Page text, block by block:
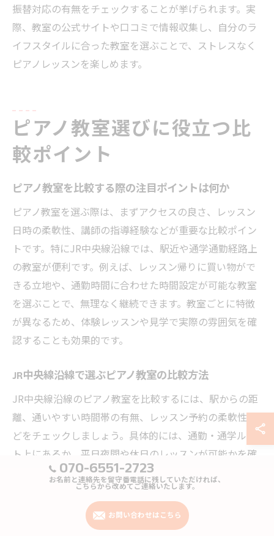
振替対応の有無をチェックすることが挙げられます。実
際、教室の公式サイトや口コミで情報収集し、自分のラ
イフスタイルに合った教室を選ぶことで、ストレスなく
ピアノレッスンを楽しめます。
ピアノ教室選びに役立つ比
較ポイント
ピアノ教室を比較する際の注目ポイントは何か
ピアノ教室を選ぶ際は、まずアクセスの良さ、レッスン
日時の柔軟性、講師の指導経験などが重要な比較ポイン
トです。特にJR中央線沿線では、駅近や通学通勤経路上
の教室が便利です。例えば、レッスン帰りに買い物がで
きる立地や、通勤時間に合わせた時間設定が可能な教室
を選ぶことで、無理なく継続できます。教室ごとに特徴
が異なるため、体験レッスンや見学で実際の雰囲気を確
認することも効果的です。
JR中央線沿線で選ぶピアノ教室の比較方法
JR中央線沿線のピアノ教室を比較するには、駅からの距
離、通いやすい時間帯の有無、レッスン予約の柔軟性な
どをチェックしましょう。具体的には、通勤・通学ルー
ト上にあるか、平日夜間や休日のレッスンが可能かを確
認します。加えて、オンラインレッスン対応の有無も比
較ポイントです。複数の教室をリストアップし、各項目
で比較表を作成すると、自分に合った教室が見つけやす
070-6551-2723
お名前と連絡先を留守番電話に残していただければ、
こちらから改めてご連絡いたします。
お問い合わせはこちら